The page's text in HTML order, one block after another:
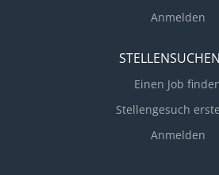
Anmelden
Einen Job
Stellengesuch
Anmelden